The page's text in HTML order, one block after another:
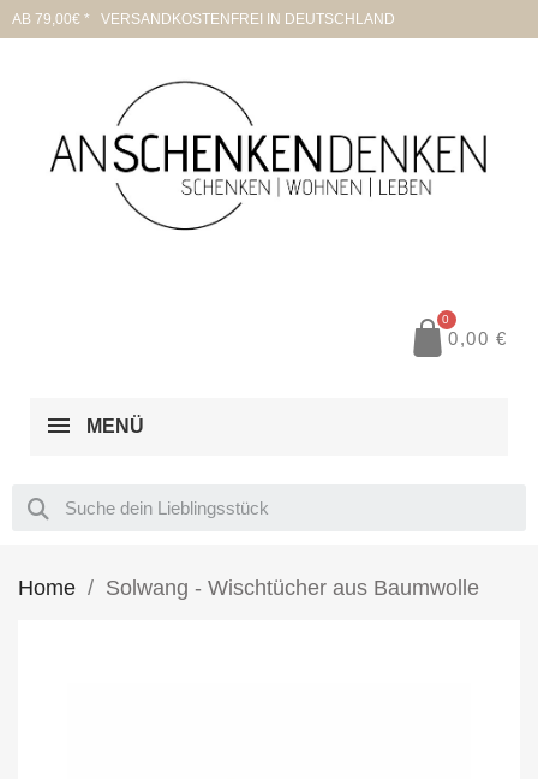
AB 79,00€ * VERSANDKOSTENFREI IN DEUTSCHLAND
0,00 €
MENÜ
Home Solwang - Wischtücher aus Baumwolle